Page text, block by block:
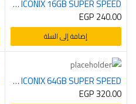
MEMORY ICONIX 16GB SUPER SPEED
EGP240.00
إضافة إلى السلة
MEMORY ICONIX 64GB SUPER SPEED
EGP320.00